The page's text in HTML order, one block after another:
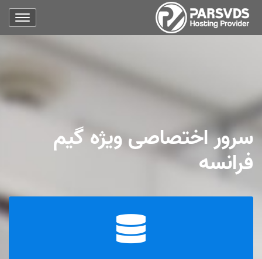
سرور اختصاصی ویژه گیم
فرانسه